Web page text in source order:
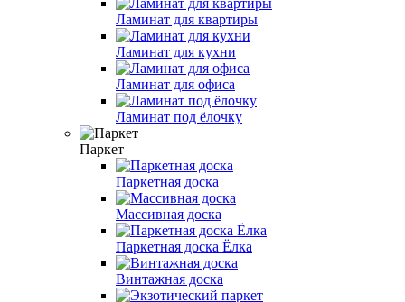
Ламинат для квартиры
Ламинат для кухни
Ламинат для офиса
Ламинат под ёлочку
Паркет
Паркетная доска
Массивная доска
Паркетная доска Ёлка
Винтажная доска